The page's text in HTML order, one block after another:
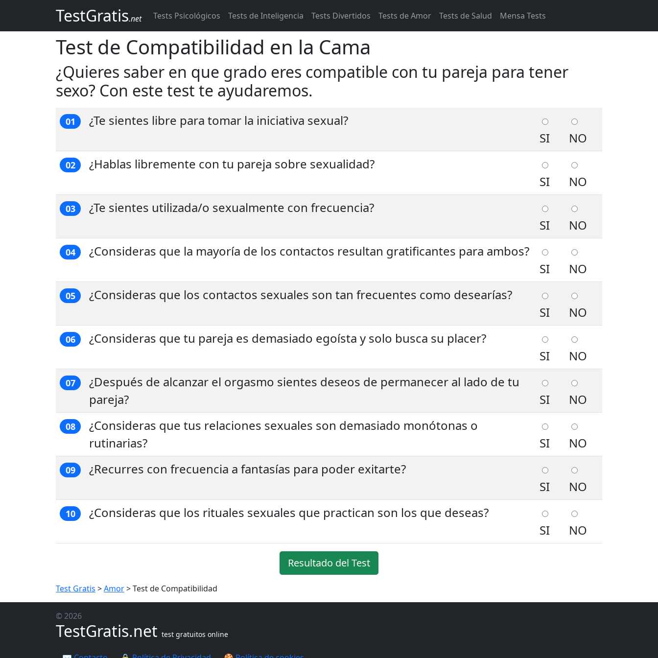
TestGratis.net Tests Psicológicos Tests de Inteligencia Tests Divertidos Tests de Amor Tests de Salud Mensa Tests
Test de Compatibilidad en la Cama
¿Quieres saber en que grado eres compatible con tu pareja para tener
sexo? Con este test te ayudaremos.
01
¿Te sientes libre para tomar la iniciativa sexual?
SI
NO
02
¿Hablas libremente con tu pareja sobre sexualidad?
SI
NO
03
¿Te sientes utilizada/o sexualmente con frecuencia?
SI
NO
04
¿Consideras que la mayoría de los contactos resultan gratificantes para ambos?
SI
NO
05
¿Consideras que los contactos sexuales son tan frecuentes como desearías?
SI
NO
06
¿Consideras que tu pareja es demasiado egoísta y solo busca su placer?
SI
NO
07
¿Después de alcanzar el orgasmo sientes deseos de permanecer al lado de tu
pareja?
SI NO
08
¿Consideras que tus relaciones sexuales son demasiado monótonas o
rutinarias?
SI NO
09
¿Recurres con frecuencia a fantasías para poder exitarte?
SI
NO
10
¿Consideras que los rituales sexuales que practican son los que deseas?
SI
NO
Resultado del Test
Test Gratis >Amor>Test de Compatibilidad
© 2026
TestGratis.net test gratuitos online